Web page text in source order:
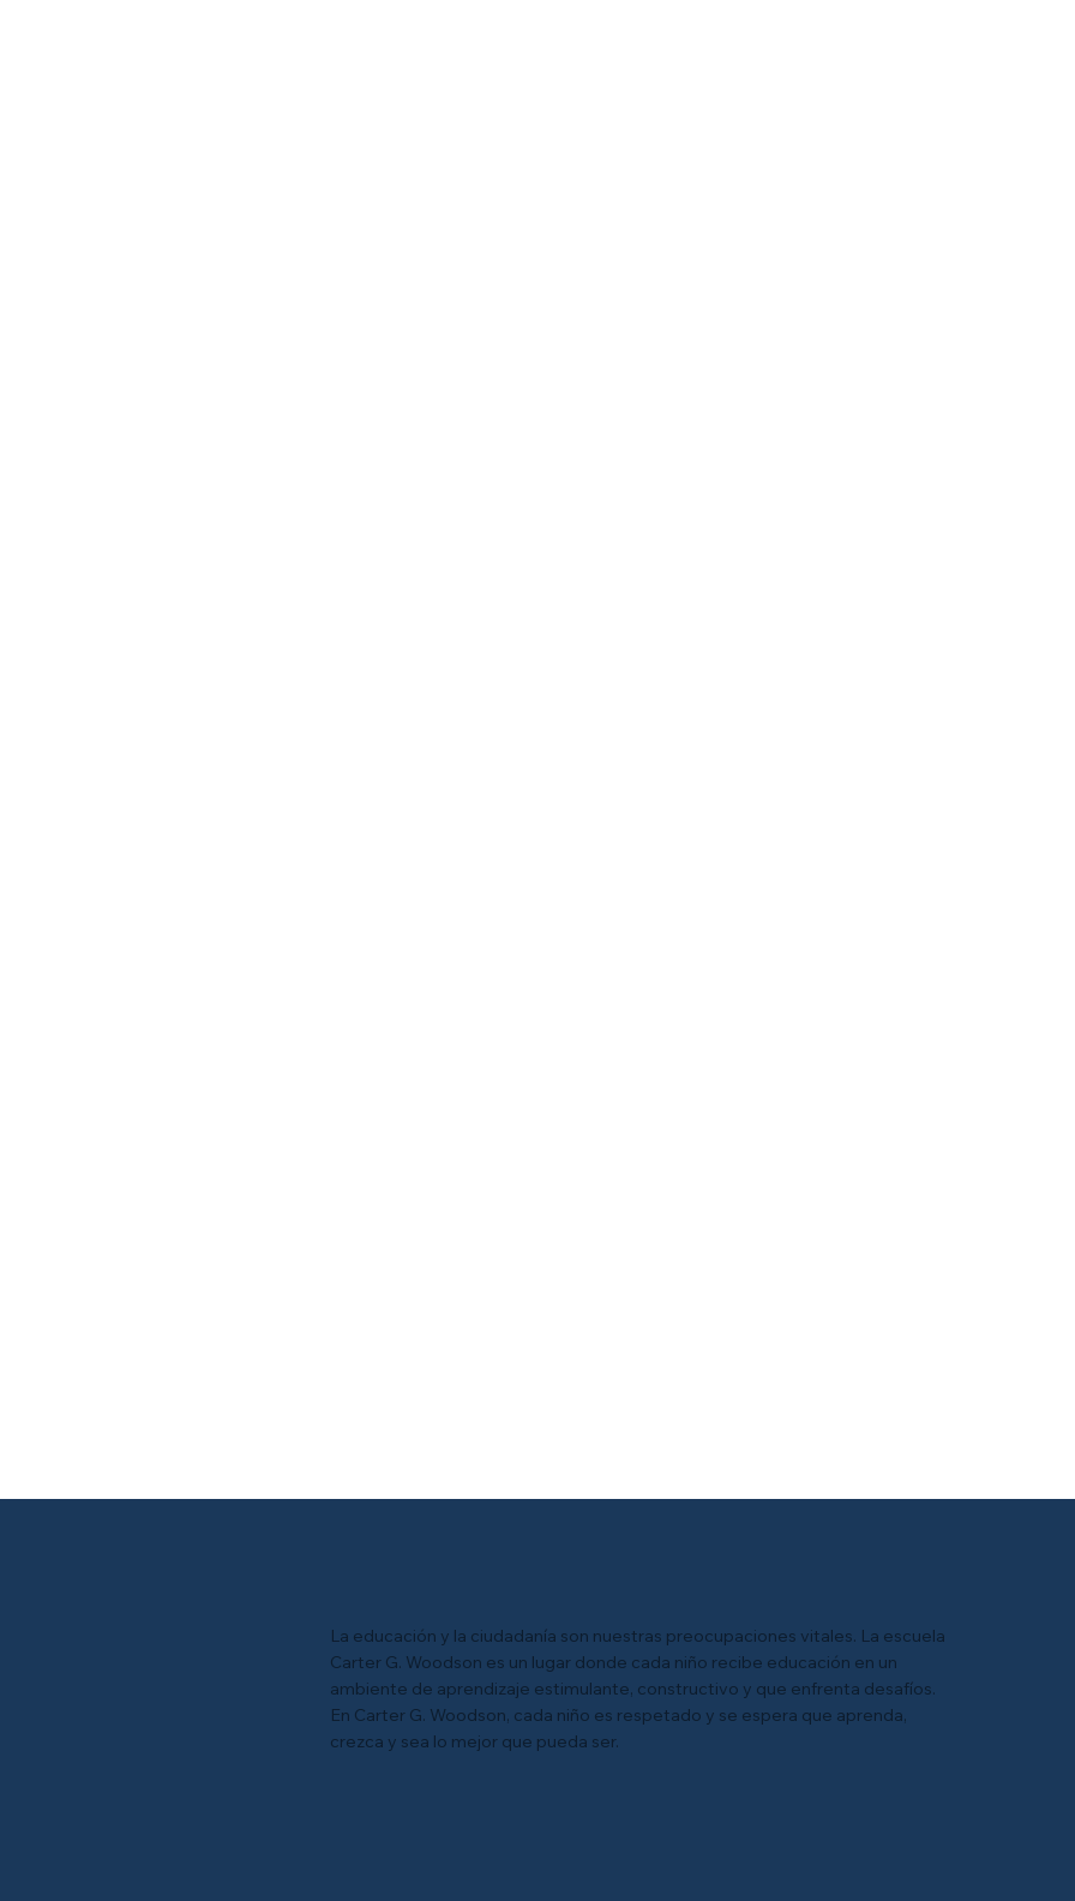
La educación y la ciudadanía son nuestras preocupaciones vitales. La escuela
Carter G. Woodson es un lugar donde cada niño recibe educación en un
ambiente de aprendizaje estimulante, constructivo y que enfrenta desafíos.
En Carter G. Woodson, cada niño es respetado y se espera que aprenda,
crezca y sea lo mejor que pueda ser.